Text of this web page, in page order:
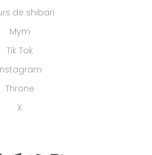
de shibari
Mym
Tik Tok
Throne
X